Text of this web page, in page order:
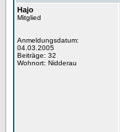
Hajo
Mitglied
Anmeldungsdatum:
04.03.2005
Beiträge: 32
Wohnort: Nidderau